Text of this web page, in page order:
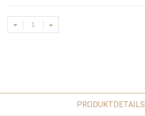
PRODUKTDETAILS